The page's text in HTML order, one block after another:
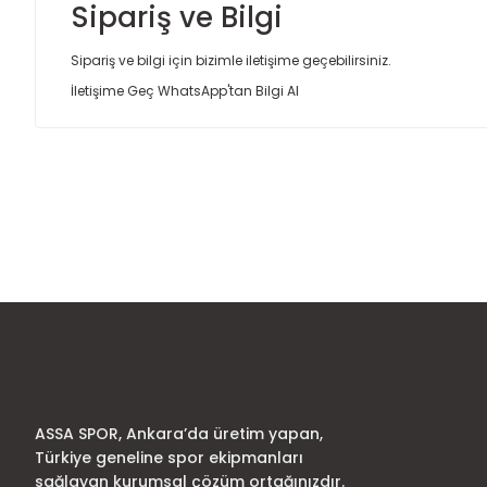
Sipariş ve Bilgi
Sipariş ve bilgi için bizimle iletişime geçebilirsiniz.
İletişime Geç WhatsApp'tan Bilgi Al
Ürün bilgilerinde hatalar bulunuyor.
ASSA SPOR, Ankara’da üretim yapan,
Türkiye geneline spor ekipmanları
sağlayan kurumsal çözüm ortağınızdır.